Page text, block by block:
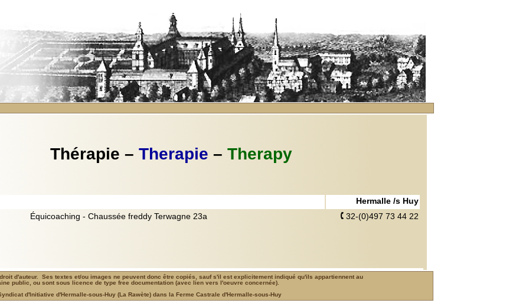
Thérapie – Therapie – Therapy
Hermalle /s Huy
Équicoaching - Chaussée freddy Terwagne 23a
32-(0)497 73 44 22
d'auteur. Ses textes et/ou images ne peuvent donc être copiés, sauf s'il est explicitement indiqué qu'ils appartiennent au
public, ou sont sous licence de type free documentation (avec lien vers l'oeuvre concernée).
d'Initiative d'Hermalle-sous-Huy (La Rawète) dans la Ferme Castrale d'Hermalle-sous-Huy